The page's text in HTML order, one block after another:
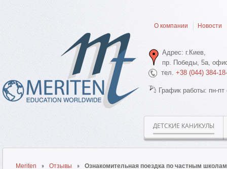
О компании Новости
Адрес: г.Киев,
пр. Победы, 5а,
тел. +38 (044) 384-
График работы: пн-
ДЕТСКИЕ КАНИКУЛЫ
Meriten Отзывы Ознакомительная поездка по частным